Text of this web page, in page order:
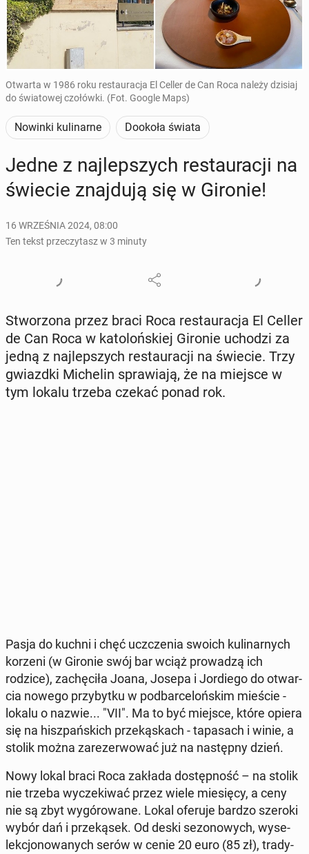
Otwarta w 1986 roku restauracja El Celler de Can Roca należy dzisiaj
do światowej czołówki. (Fot. Google Maps)
Nowinki kulinarne Dookoła świata
Jedne z naj­lep­szych re­stau­ra­cji na
świecie znaj­du­ją się w Gironie!
16 WRZEŚNIA 2024, 08:00
Ten tekst przeczytasz w 3 minuty
Stwo­rzo­na przez braci Roca re­stau­ra­cja El Celler
de Can Roca w ka­to­loń­skiej Gironie uchodzi za
jedną z naj­lep­szych re­stau­ra­cji na świecie. Trzy
gwiazd­ki Mi­che­lin spra­wia­ją, że na miejsce w
tym lokalu trzeba czekać ponad rok.
Pasja do kuchni i chęć uczcze­nia swoich ku­li­nar­nych
korzeni (w Gironie swój bar wciąż pro­wa­dzą ich
rodzice), za­chę­ci­ła Joana, Josepa i Jor­die­go do otwar­
cia nowego przy­byt­ku w pod­bar­ce­loń­skim mieście -
lokalu o nazwie... "VII". Ma to być miejsce, które opiera
się na hisz­pań­skich prze­ką­skach - ta­pa­sach i winie, a
stolik można za­re­zer­wo­wać już na na­stęp­ny dzień.
Nowy lokal braci Roca zakłada do­stęp­ność – na stolik
nie trzeba wy­cze­ki­wać przez wiele mie­się­cy, a ceny
nie są zbyt wy­gó­ro­wa­ne. Lokal oferuje bardzo szeroki
wybór dań i prze­ką­sek. Od deski se­zo­no­wych, wy­se­
lek­cjo­no­wa­nych serów w cenie 20 euro (85 zł), tra­dy­